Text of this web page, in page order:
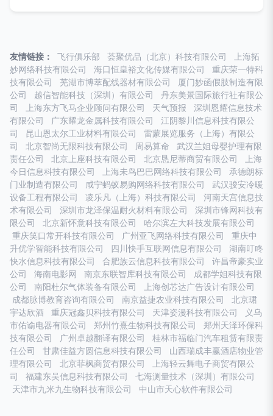
友情链接： 飞行俱乐部 荟聚优品（北京）科技有限公司
上海拓
妙网络科技有限公司
海口恒皇裕文化传媒有限公司
重庆荣一特科
技有限公司
芜湖市博萃配线器材有限公司
厦门妙函假肢制造有限
公司
越信智能科技（深圳）有限公司
丹东美景国际旅行社有限公
司
上海东方飞马企业顾问有限公司 天气预报
深圳恩耀信息技术
有限公司
广东耀龙金属科技有限公司
江阴黎川信息科技有限公
司
昆山恩太尔工业材料有限公司
雷蒙展览服务（上海）有限公
司
北京智尚无限科技有限公司 周易算命
武汉兰姐母婴护理有限
责任公司
北京上座科技有限公司 北京恳尼蒂商贸有限公司
上海
今日信息科技有限公司
上海未鸟巴巴网络科技有限公司
承德朗标
门业制造有限公司
咸宁蚂蚁易购网络科技有限公司
武汉骏安冷暖
设备工程有限公司
凌乐凡（上海）科技有限公司
河南天宫信息技
术有限公司
深圳市龙泽保温耐火材料有限公司
深圳市锋网科技有
限公司
北京新怀意科技有限公司
哈尔滨左大科技发展有限公司
重庆笑口常开科技有限公司
广州亚飞网络科技有限公司
重庆中
升优学智能科技有限公司
四川快手互联网信息有限公司
湖南叮咚
快水信息科技有限公司
合肥族云信息科技有限公司
许昌帝豪实业
公司
海南电影网 南京东联智库科技有限公司
成都学姐科技有限
公司
南阳杜尔气体装备有限公司
上海创芯达广告设计有限公司
成都脉博教育咨询有限公司
南京益捷农业科技有限公司
北京珺
宇达欣酒
重庆冠鑫贝科技有限公司 天津姿漫科技有限公司
义乌
市佑谕电器有限公司
郑州竹熹生物科技有限公司
郑州天泽环保科
技有限公司
广州卓越翻译有限公司
桂林市福临门汽车租赁有限责
任公司
甘肃佳益方圆信息科技有限公司
山西瑞成丰赢酒店物业管
理有限公司
北京菲枫商贸有限公司
上海轻云舞电子商贸有限公
司
福建东吴信息科技有限公司
七海测量技术（深圳）有限公司
天津市九米九生物科技有限公司
中山市天心软件有限公司